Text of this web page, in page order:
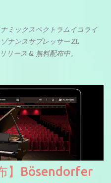
ミックスペクトラムイコライ
ナンスサプレッサー ZL
リース & 無料配布中。
】Bösendorfer